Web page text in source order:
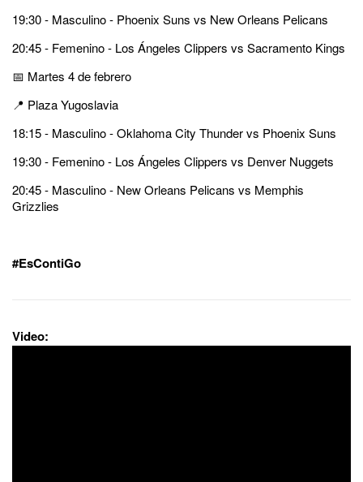
19:30 - Masculino - Phoenix Suns vs New Orleans Pelicans
20:45 - Femenino - Los Ángeles Clippers vs Sacramento Kings
📅 Martes 4 de febrero
📍 Plaza Yugoslavia
18:15 - Masculino - Oklahoma City Thunder vs Phoenix Suns
19:30 - Femenino - Los Ángeles Clippers vs Denver Nuggets
20:45 - Masculino - New Orleans Pelicans vs Memphis
Grizzlies
#EsContiGo
Video: